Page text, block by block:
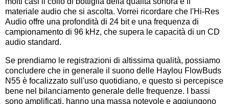
materiale audio che si ascolta. Vorrei ricordare che l'Hi-Res
Audio offre una profondità di 24 bit e una frequenza di
campionamento di 96 kHz, che supera le capacità di un CD
audio standard.
Se prendiamo le registrazioni di altissima qualità, possiamo
concludere che in generale il suono delle Haylou FlowBuds
N55 è focalizzato sull'uso quotidiano, e questo si percepisce
bene nel bilanciamento generale delle frequenze. I bassi
sono amplificati, hanno una massa notevole e aggiungono